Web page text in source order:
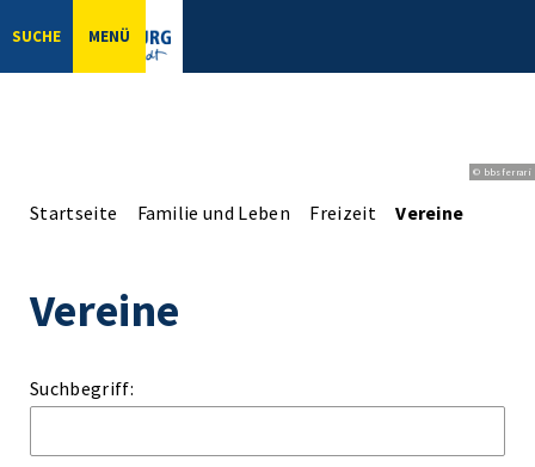
SUCHE MENÜ
© bbsferrari
Startseite Familie und Leben Freizeit Vereine
Vereine
Suchbegriff: